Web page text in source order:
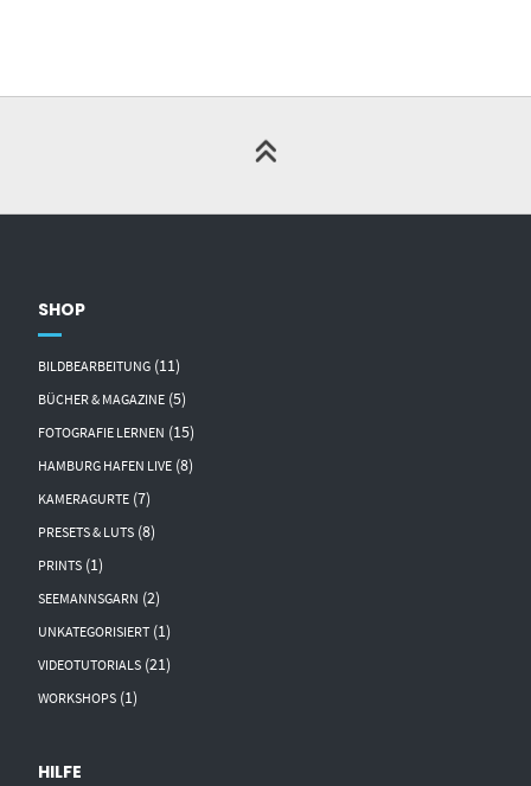
SHOP
BILDBEARBEITUNG (11)
BÜCHER & MAGAZINE (5)
FOTOGRAFIE LERNEN (15)
HAMBURG HAFEN LIVE (8)
KAMERAGURTE (7)
PRESETS & LUTS (8)
PRINTS (1)
SEEMANNSGARN (2)
UNKATEGORISIERT (1)
VIDEOTUTORIALS (21)
WORKSHOPS (1)
HILFE